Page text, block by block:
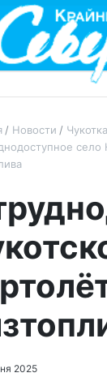
Новости
Чукотка
2025